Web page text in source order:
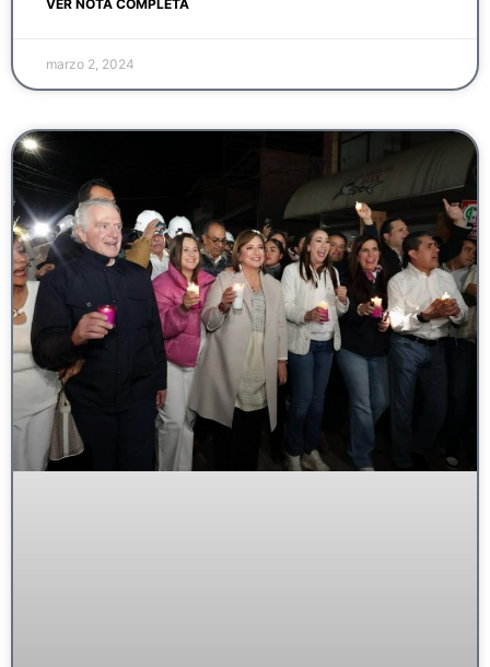
VER NOTA COMPLETA
marzo 2, 2024